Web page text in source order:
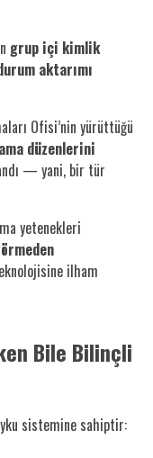
grup içi kimlik
aktarımı
Ofisi’nin yürüttüğü
düzenlerini
— yani, bir tür
yetenekleri
ilham
Bile Bilinçli
sistemine sahiptir: